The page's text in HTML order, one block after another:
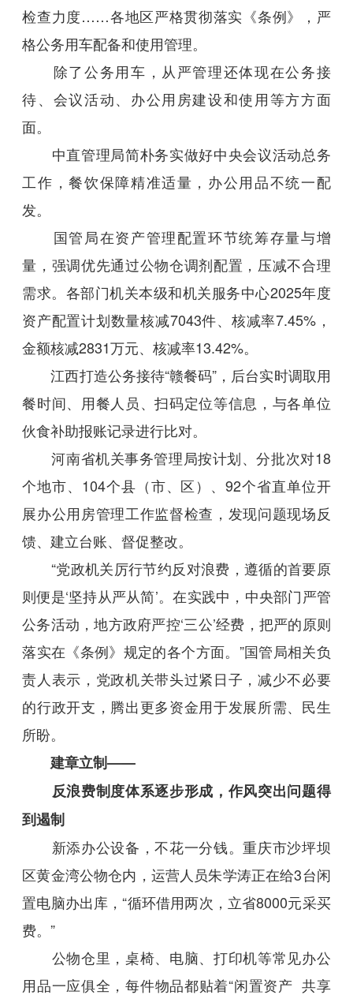
检查力度……各地区严格贯彻落实《条例》，严
格公务用车配备和使用管理。
除了公务用车，从严管理还体现在公务接
待、会议活动、办公用房建设和使用等方方面
面。
中直管理局简朴务实做好中央会议活动总务
工作，餐饮保障精准适量，办公用品不统一配
发。
国管局在资产管理配置环节统筹存量与增
量，强调优先通过公物仓调剂配置，压减不合理
需求。各部门机关本级和机关服务中心2025年度
资产配置计划数量核减7043件、核减率7.45%，
金额核减2831万元、核减率13.42%。
江西打造公务接待“赣餐码”，后台实时调取用
餐时间、用餐人员、扫码定位等信息，与各单位
伙食补助报账记录进行比对。
河南省机关事务管理局按计划、分批次对18
个地市、104个县（市、区）、92个省直单位开
展办公用房管理工作监督检查，发现问题现场反
馈、建立台账、督促整改。
“党政机关厉行节约反对浪费，遵循的首要原
则便是‘坚持从严从简’。在实践中，中央部门严管
公务活动，地方政府严控‘三公’经费，把严的原则
落实在《条例》规定的各个方面。”国管局相关负
责人表示，党政机关带头过紧日子，减少不必要
的行政开支，腾出更多资金用于发展所需、民生
所盼。
建章立制——
反浪费制度体系逐步形成，作风突出问题得
到遏制
新添办公设备，不花一分钱。重庆市沙坪坝
区黄金湾公物仓内，运营人员朱学涛正在给3台闲
置电脑办出库，“循环借用两次，立省8000元采买
费。”
公物仓里，桌椅、电脑、打印机等常见办公
用品一应俱全，每件物品都贴着“闲置资产 共享